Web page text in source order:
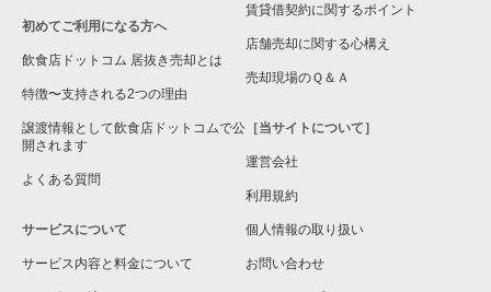
大阪市城東区の飲食店の居抜き売却物件の案件一覧
大阪市旭区の飲食店の居抜き売却物件の案件一覧
和泉市の飲食店の居抜き売却物件の案件一覧
池田市の飲食店の居抜き売却物件の案件一覧
大阪市大正区の飲食店の居抜き売却物件の案件一覧
初めてご利用になる方へ
飲食店ドットコム 居抜き売却とは
特徴〜支持される2つの理由
譲渡情報として飲食店ドットコムで公
開されます
よくある質問
サービスについて
サービス内容と料金について
賃貸借契約に関するポイント
店舗売却に関する心構え
売却現場のＱ＆Ａ
［当サイトについて］
運営会社
利用規約
個人情報の取り扱い
お問い合わせ